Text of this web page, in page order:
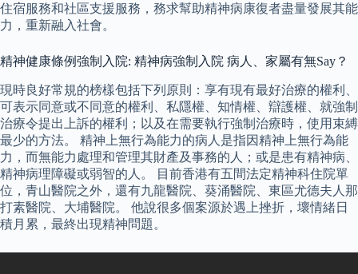
住宿服務和社區支援服務，務求幫助精神病康復者盡量發展其能
力，重新融入社會。
精神健康條例強制入院: 精神病強制入院 病人、家屬有無Say？
現時良好常規的榜樣包括下列原則：享有現有最好治療的權利、
可表示同意或不同意的權利、私隱權、知情權、辯護權、就強制
治療令提出上訴的權利；以及在需要執行強制治療時，使用束縛
最少的方法。 精神上無行為能力的病人是指因精神上無行為能
力，而無能力處理和管理其財產及事務的人；或是患有精神病、
精神病理障礙或弱智的人。 目前香港有五間法定精神科住院單
位，青山醫院之外，還有九龍醫院、葵涌醫院、東區尤德夫人那
打素醫院、大埔醫院。 他說很多個案源於遇上挫折，壞情緒日
積月累，最終出現精神問題。